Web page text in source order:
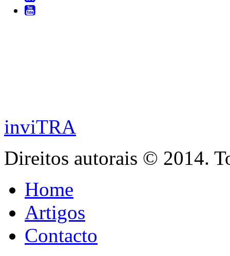
inviTRA
Direitos autorais © 2014.
Home
Artigos
Contacto